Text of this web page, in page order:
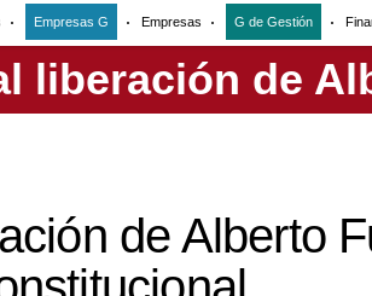
Empresas G Empresas G de Gestión
de Alberto